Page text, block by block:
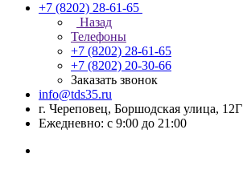
+7 (8202) 28‑61-65
Назад
Телефоны
+7 (8202) 28‑61-65
+7 (8202) 20‑30-66
Заказать звонок
info@tds35.ru
г. Череповец, Боршодская улица, 12Г
Ежедневно: с 9:00 до 21:00